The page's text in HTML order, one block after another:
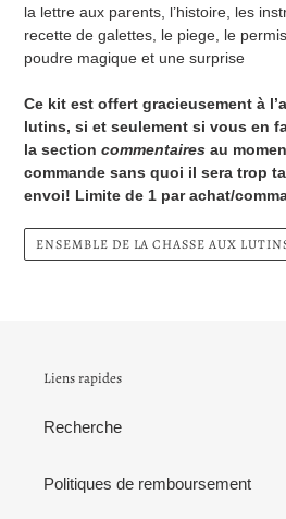
la lettre aux parents, l’histoire, les
recette de galettes, le piege, le
poudre magique et une surprise
Ce kit est offert gracieusement à
lutins, si et seulement si vous en
la section commentaires au
commande sans quoi il sera trop
envoi! Limite de 1 par achat/
ENSEMBLE DE LA CHASSE AUX
Liens rapides
Recherche
Politiques de remboursement